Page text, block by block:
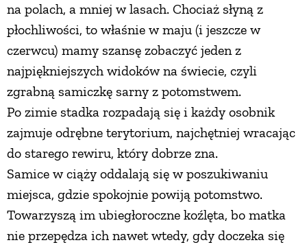
na polach, a mniej w lasach. Chociaż słyną z
płochliwości, to właśnie w maju (i jeszcze w
czerwcu) mamy szansę zobaczyć jeden z
najpiękniejszych widoków na świecie, czyli
zgrabną samiczkę sarny z potomstwem.
Po zimie stadka rozpadają się i każdy osobnik
zajmuje odrębne terytorium, najchętniej wracając
do starego rewiru, który dobrze zna.
Samice w ciąży oddalają się w poszukiwaniu
miejsca, gdzie spokojnie powiją potomstwo.
Towarzyszą im ubiegłoroczne koźlęta, bo matka
nie przepędza ich nawet wtedy, gdy doczeka się